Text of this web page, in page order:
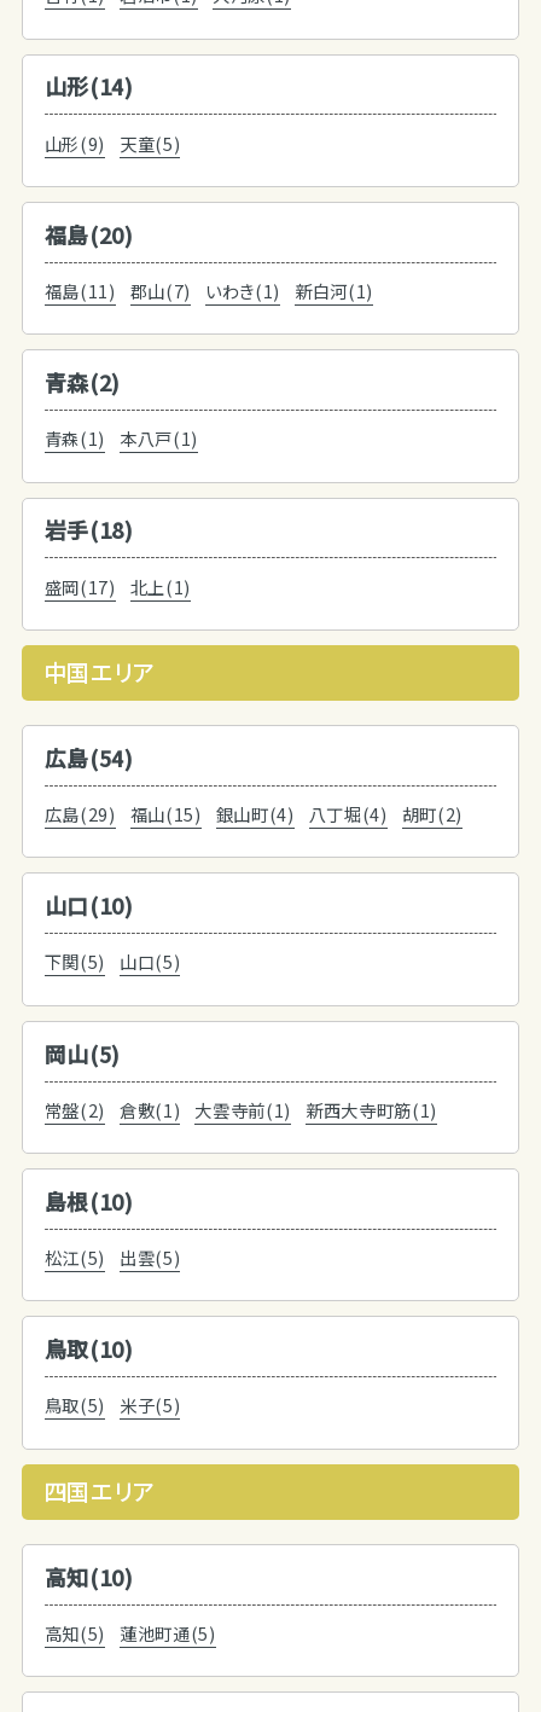
山形(14)
山形(9) 天童(5)
福島(20)
福島(11) 郡山(7) いわき(1) 新白河(1)
青森(2)
青森(1) 本八戸(1)
岩手(18)
盛岡(17) 北上(1)
中国エリア
広島(54)
広島(29) 福山(15) 銀山町(4) 八丁堀(4) 胡町(2)
山口(10)
下関(5) 山口(5)
岡山(5)
常盤(2) 倉敷(1) 大雲寺前(1) 新西大寺町筋(1)
島根(10)
松江(5) 出雲(5)
鳥取(10)
鳥取(5) 米子(5)
四国エリア
高知(10)
高知(5) 蓮池町通(5)